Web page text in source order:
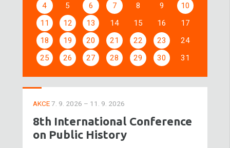
4
5 6 7 8 9
10
11
12 13 14 15 16
17
18
19 20 21 22 23
24
25
26 27 28 29 30 31
AKCE7. 9. 2026 – 11. 9. 2026
8th International Conference
on Public History